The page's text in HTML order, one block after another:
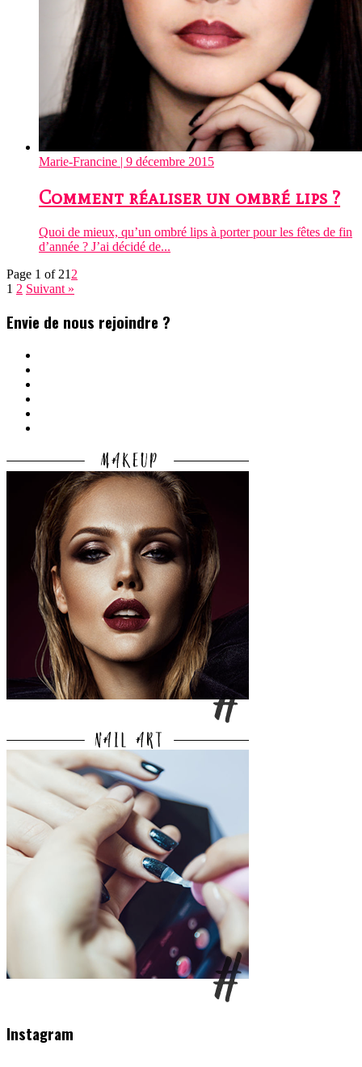
Marie-Francine | 9 décembre 2015
Comment réaliser un ombré lips ?
Quoi de mieux, qu’un ombré lips à porter pour les fêtes de fin
d’année ? J’ai décidé de...
Page 1 of 21 2
1 2 Suivant »
Envie de nous rejoindre ?
Instagram